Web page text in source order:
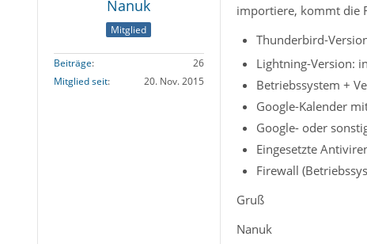
Nanuk
Mitglied
Beiträge
26
Mitglied seit
20. Nov. 2015
importiere, kommt die
Thunderbird-
Lightning-Version:
Betriebssystem +
Google-Kalender
Google- oder
Eingesetzte
Firewall
Gruß
Nanuk